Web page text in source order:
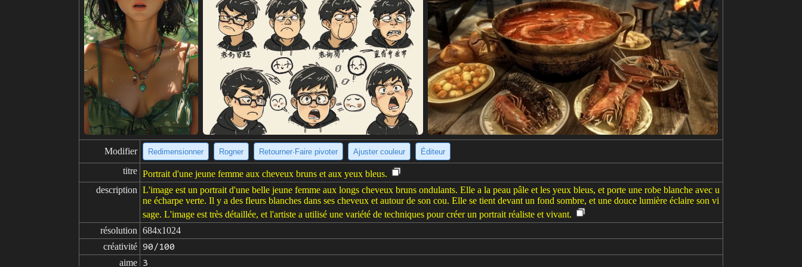
Modifier Redimensionner Rogner Retourner·Faire pivoter Ajuster couleur Éditeur
titre Portrait d'une jeune femme aux cheveux bruns et aux yeux bleus.
description L'image est un portrait d'une belle jeune femme aux longs cheveux bruns ondulants. Elle a la peau pâle et les yeux bleus, et porte une robe blanche avec u
ne écharpe verte. Il y a des fleurs blanches dans ses cheveux et autour de son cou. Elle se tient devant un fond sombre, et une douce lumière éclaire son vi
sage. L'image est très détaillée, et l'artiste a utilisé une variété de techniques pour créer un portrait réaliste et vivant.
résolution 684x1024
créativité 90/100
aime 3